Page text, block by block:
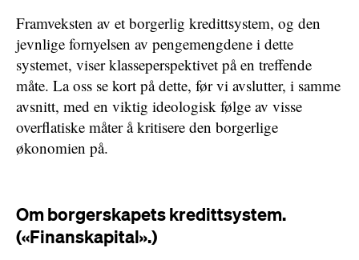
Framveksten av et borgerlig kredittsystem, og den
jevnlige fornyelsen av pengemengdene i dette
systemet, viser klasseperspektivet på en treffende
måte. La oss se kort på dette, før vi avslutter, i samme
avsnitt, med en viktig ideologisk følge av visse
overflatiske måter å kritisere den borgerlige
økonomien på.
Om borgerskapets kredittsystem.
(«Finanskapital».)